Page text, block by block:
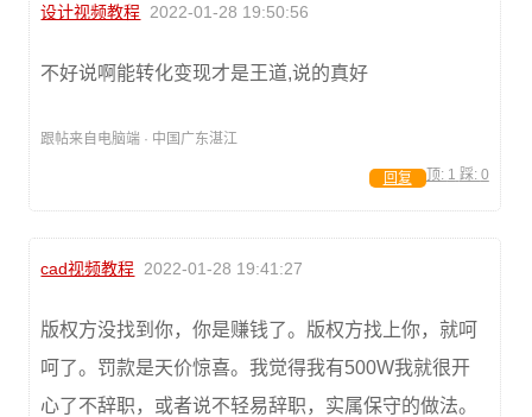
设计视频教程 2022-01-28 19:50:56
不好说啊能转化变现才是王道,说的真好
跟帖来自电脑端 · 中国广东湛江
顶: 1 踩: 0
回复
cad视频教程 2022-01-28 19:41:27
版权方没找到你，你是赚钱了。版权方找上你，就呵
呵了。罚款是天价惊喜。我觉得我有500W我就很开
心了不辞职，或者说不轻易辞职，实属保守的做法。